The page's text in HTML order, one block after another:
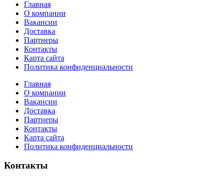
Главная
О компании
Вакансии
Доставка
Партнеры
Контакты
Карта сайта
Политика конфиденциальности
Главная
О компании
Вакансии
Доставка
Партнеры
Контакты
Карта сайта
Политика конфиденциальности
Контакты